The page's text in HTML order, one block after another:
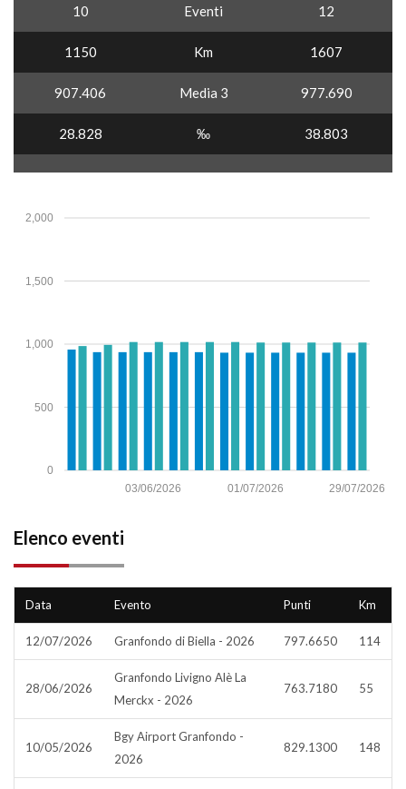
10 Eventi 12
1150 Km 1607
907.406 Media 3 977.690
28.828 ‰ 38.803
0
500
1,000
1,500
2,000
29/07/2026
01/07/2026
03/06/2026
Elenco eventi
Data Evento Punti Km
12/07/2026 Granfondo di Biella - 2026 797.6650 114
28/06/2026
Granfondo Livigno Alè La
Merckx - 2026
763.7180 55
10/05/2026
Bgy Airport Granfondo -
2026
829.1300 148